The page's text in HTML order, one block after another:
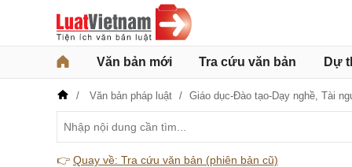
Văn bản mới Tra cứu văn bản Dự
Văn bản pháp luật Giáo dục-Đào tạo-Dạy nghề, Tài
👉 Quay về: Tra cứu văn bản (phiên bản cũ)